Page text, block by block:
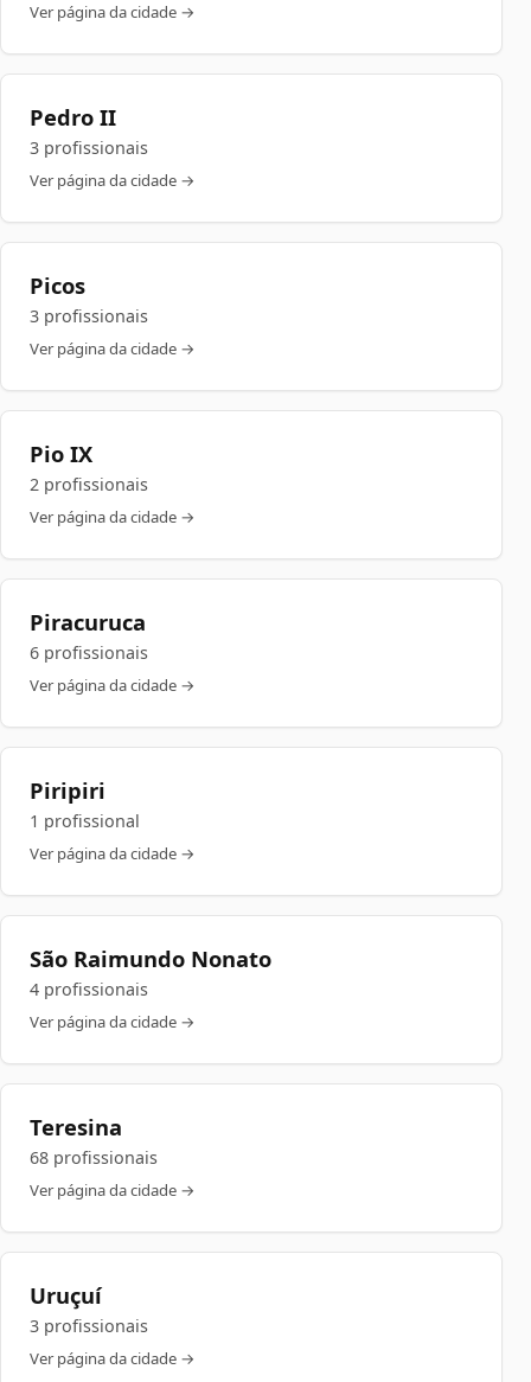
Ver página da cidade →
Pedro II
3 profissionais
Ver página da cidade →
Picos
3 profissionais
Ver página da cidade →
Pio IX
2 profissionais
Ver página da cidade →
Piracuruca
6 profissionais
Ver página da cidade →
Piripiri
1 profissional
Ver página da cidade →
São Raimundo Nonato
4 profissionais
Ver página da cidade →
Teresina
68 profissionais
Ver página da cidade →
Uruçuí
3 profissionais
Ver página da cidade →